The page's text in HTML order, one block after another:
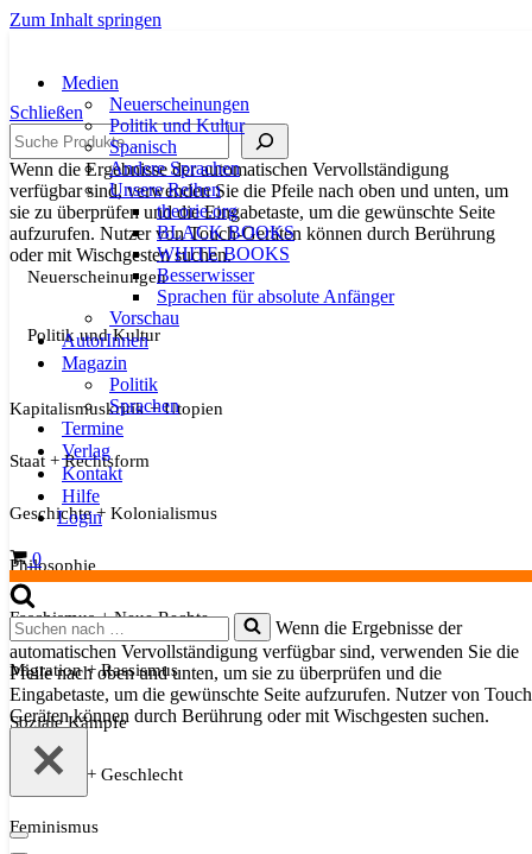
Zum Inhalt springen
Medien
Neuerscheinungen
Politik und Kultur
Spanisch
Andere Sprachen
Unsere Reihen
theorie.org
BLACK BOOKS
WHITE BOOKS
Besserwisser
Sprachen für absolute Anfänger
Vorschau
AutorInnen
Magazin
Politik
Sprachen
Termine
Verlag
Kontakt
Hilfe
Login
Warenkorb
0
Suchen
nach …
Wenn die Ergebnisse der
automatischen Vervollständigung verfügbar sind, verwenden Sie die
Pfeile nach oben und unten, um sie zu überprüfen und die
Eingabetaste, um die gewünschte Seite aufzurufen. Nutzer von
Geräten können durch Berührung oder mit Wischgesten suchen.
Navigationsmenü
Schließen
Suche
Wenn die Ergebnisse der automatischen Vervollständigung
verfügbar sind, verwenden Sie die Pfeile nach oben und unten, um
sie zu überprüfen und die Eingabetaste, um die gewünschte Seite
aufzurufen. Nutzer von Touch-Geräten können durch Berührung
oder mit Wischgesten suchen.
Neuerscheinungen
Politik und Kultur
Kapitalismuskritik + Utopien
Staat + Rechtsform
Geschichte + Kolonialismus
Philosophie
Faschismus + Neue Rechte
Migration + Rassismus
Soziale Kämpfe
Sexualität + Geschlecht
Feminismus